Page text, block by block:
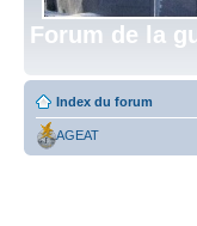
Forum de la
Index du forum
AGEAT